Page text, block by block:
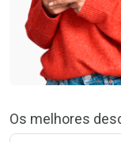
Os melhores